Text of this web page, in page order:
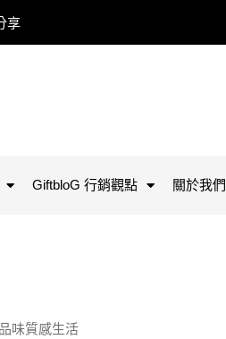
享
GiftbloG 行銷觀點 關於我們
味質感生活